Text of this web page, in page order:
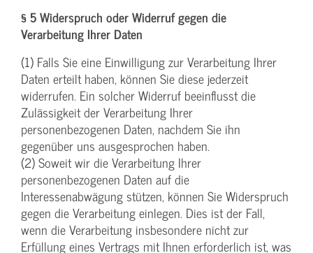
§ 5 Widerspruch oder Widerruf gegen die
Verarbeitung Ihrer Daten
(1) Falls Sie eine Einwilligung zur Verarbeitung Ihrer
Daten erteilt haben, können Sie diese jederzeit
widerrufen. Ein solcher Widerruf beeinflusst die
Zulässigkeit der Verarbeitung Ihrer
personenbezogenen Daten, nachdem Sie ihn
gegenüber uns ausgesprochen haben.
(2) Soweit wir die Verarbeitung Ihrer
personenbezogenen Daten auf die
Interessenabwägung stützen, können Sie Widerspruch
gegen die Verarbeitung einlegen. Dies ist der Fall,
wenn die Verarbeitung insbesondere nicht zur
Erfüllung eines Vertrags mit Ihnen erforderlich ist, was